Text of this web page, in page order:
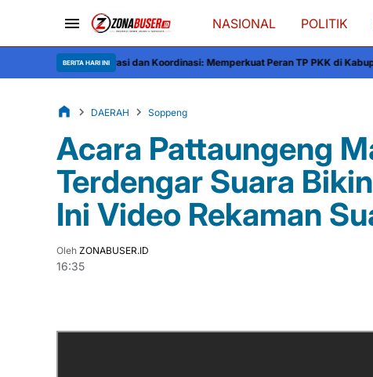
NASIONAL POLITIK
BERITA HARI INI
Inovasi dan Koordinasi: Memperkuat Peran TP PKK di Kabupaten Soppeng
DAERAH Soppeng
Acara Pattaungeng
Terdengar Suara
Ini Video Rekaman
Oleh ZONABUSER.ID
16:35